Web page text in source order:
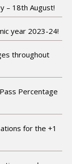
– 18th August!
year 2023-24!
throughout
Percentage
for the +1